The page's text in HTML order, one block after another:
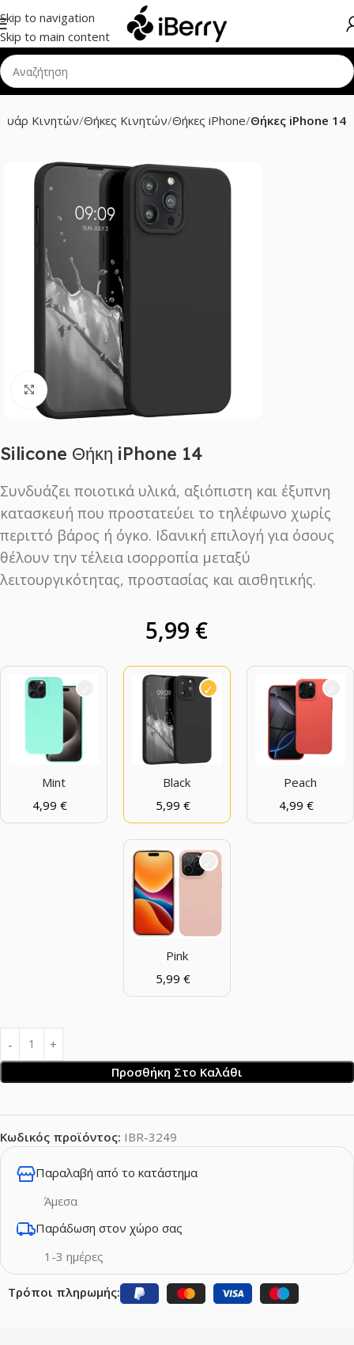
Skip to navigation
Skip to main content
Κινητών Θήκες Κινητών Θήκες iPhone Θήκες iPhone 14
Click to enlarge
Silicone Θήκη iPhone 14
Συνδυάζει ποιοτικά υλικά, αξιόπιστη και έξυπνη
κατασκευή που προστατεύει το τηλέφωνο χωρίς
περιττό βάρος ή όγκο. Ιδανική επιλογή για όσους
θέλουν την τέλεια ισορροπία μεταξύ
λειτουργικότητας, προστασίας και αισθητικής.
5,99 €
Mint
4,99 €
Black
5,99 €
Peach
4,99 €
Pink
5,99 €
Προσθήκη Στο Καλάθι
Κωδικός προϊόντος: IBR-3249
Παραλαβή από το κατάστημα
Άμεσα
Παράδωση στον χώρο σας
1-3 ημέρες
Τρόποι πληρωμής: